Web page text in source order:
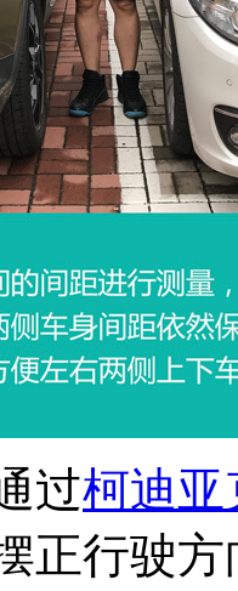
过柯迪亚
正行驶方